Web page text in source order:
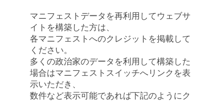
マニフェストデータを再利用してウェブサ
イトを構築した方は、
各マニフェストへのクレジットを掲載して
ください。
多くの政治家のデータを利用して構築した
場合はマニフェストスイッチへリンクを表
示いただき、
数件など表示可能であれば下記のようにク